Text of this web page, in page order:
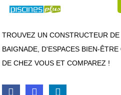
TROUVEZ UN CONSTRUCTEUR
BAIGNADE, D'ESPACES BIEN-
DE CHEZ VOUS ET COMPAREZ !